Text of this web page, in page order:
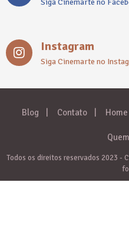
Instagram
Siga Cinemarte no
Blog Contato Home
Todos os direitos reservados 2023 -